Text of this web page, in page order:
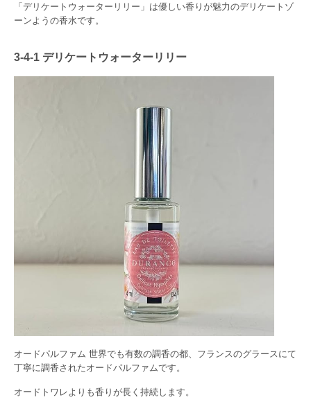
「デリケートウォーターリリー」は優しい香りが魅力のデリケートゾ
ーンようの香水です。
3-4-1 デリケートウォーターリリー
オードパルファム 世界でも有数の調香の都、フランスのグラースにて
丁寧に調香されたオードパルファムです。
オードトワレよりも香りが長く持続します。